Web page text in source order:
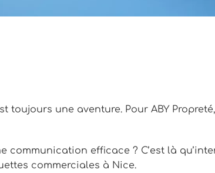
toujours une aventure. Pour ABY
efficace ? C’est là
commerciales à Nice.